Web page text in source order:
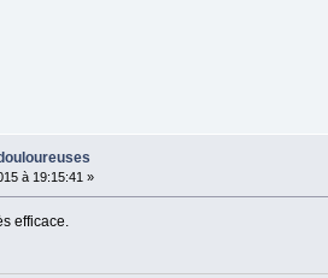
à 19:15:41 »
efficace.